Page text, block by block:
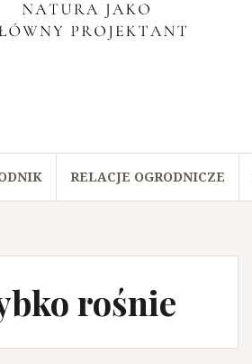
RELACJE OGRODNICZE
rośnie